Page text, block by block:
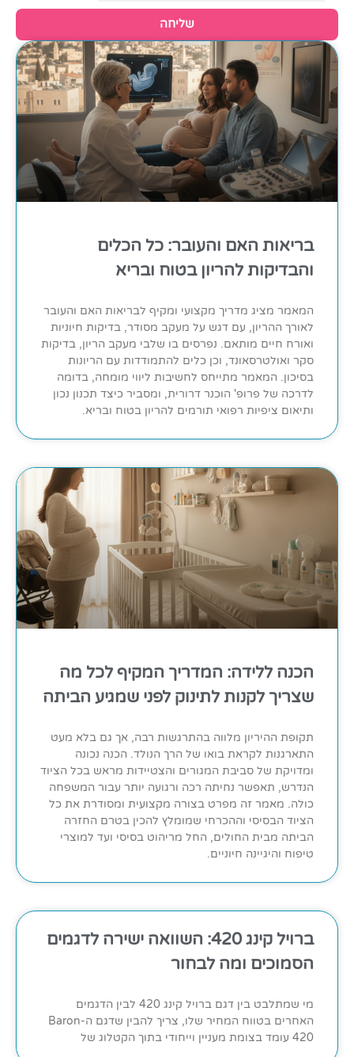
שליחה
בריאות האם והעובר: כל הכלים
והבדיקות להריון בטוח ובריא
המאמר מציג מדריך מקצועי ומקיף לבריאות האם והעובר
לאורך ההריון, עם דגש על מעקב מסודר, בדיקות חיוניות
ואורח חיים מותאם. נפרסים בו שלבי מעקב הריון, בדיקות
סקר ואולטרסאונד, וכן כלים להתמודדות עם הריונות
בסיכון. המאמר מתייחס לחשיבות ליווי מומחה, בדומה
לדרכה של פרופ' הוכנר דרורית, ומסביר כיצד תכנון נכון
ותיאום ציפיות רפואי תורמים להריון בטוח ובריא.
הכנה ללידה: המדריך המקיף לכל מה
שצריך לקנות לתינוק לפני שמגיע הביתה
תקופת ההיריון מלווה בהתרגשות רבה, אך גם בלא מעט
התארגנות לקראת בואו של הרך הנולד. הכנה נכונה
ומדויקת של סביבת המגורים והצטיידות מראש בכל הציוד
הנדרש, תאפשר נחיתה רכה ורגועה יותר עבור המשפחה
כולה. מאמר זה מפרט בצורה מקצועית ומסודרת את כל
הציוד הבסיסי וההכרחי שמומלץ להכין בטרם החזרה
הביתה מבית החולים, החל מריהוט בסיסי ועד למוצרי
טיפוח והיגיינה חיוניים.
ברויל קינג 420: השוואה ישירה לדגמים
הסמוכים ומה לבחור
מי שמתלבט בין דגם ברויל קינג 420 לבין הדגמים
האחרים בטווח המחיר שלו, צריך להבין שדגם ה-Baron
420 עומד בצומת מעניין וייחודי בתוך הקטלוג של